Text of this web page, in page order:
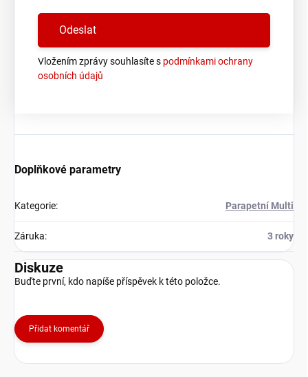
Vložením zprávy souhlasíte s podmínkami ochrany
osobních údajů
Doplňkové parametry
Kategorie: Parapetní Multi
Záruka: 3 roky
Diskuze
Buďte první, kdo napíše příspěvek k této položce.
Přidat komentář